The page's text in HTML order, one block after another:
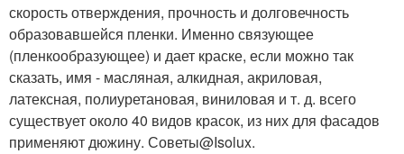
скорость отверждения, прочность и долговечность
образовавшейся пленки. Именно связующее
(пленкообразующее) и дает краске, если можно так
сказать, имя - масляная, алкидная, акриловая,
латексная, полиуретановая, виниловая и т. д. всего
существует около 40 видов красок, из них для фасадов
применяют дюжину. Советы@Isolux.